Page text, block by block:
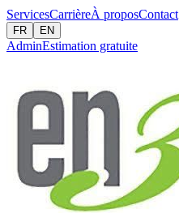
ServicesCarrièreÀ proposContact
FR EN
AdminEstimation gratuite